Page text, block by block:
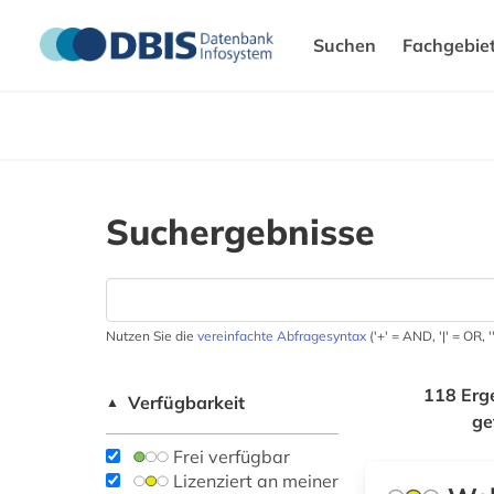
Suchen
Suchergebnisse
Nutzen Sie die vereinfachte Abfragesyntax ('+' = AND, '|' = OR,
▲ Verfügbarkeit
Frei verfügbar
Lizenziert an meiner
118